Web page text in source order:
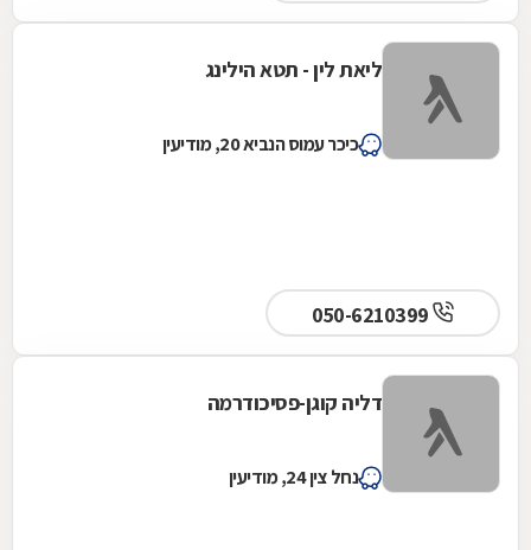
ליאת לין - תטא הילינג
כיכר עמוס הנביא 20, מודיעין
דליה קוגן-פסיכודרמה
נחל צין 24, מודיעין